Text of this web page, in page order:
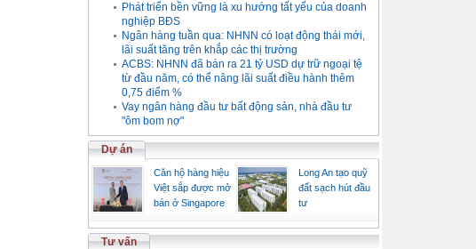
Phát triển bền vững là xu hướng tất yếu của doanh
nghiệp BĐS
Ngân hàng tuần qua: NHNN có loạt động thái mới,
lãi suất tăng trên khắp các thị trường
ACBS: NHNN đã bán ra 21 tỷ USD dự trữ ngoại tệ
từ đầu năm, có thể nâng lãi suất điều hành thêm
0,75 điểm %
Vay ngân hàng đầu tư bất động sản, nhà đầu tư
"ôm bom nợ"
Dự án
Căn hộ hàng hiệu
Việt sắp được mở
bán ở Singapore
Long An tạo quỹ
đất sạch hút đầu
tư
Tư vấn